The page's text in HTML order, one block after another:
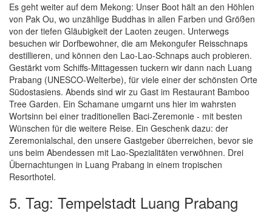
Es geht weiter auf dem Mekong: Unser Boot hält an den Höhlen
von Pak Ou, wo unzählige Buddhas in allen Farben und Größen
von der tiefen Gläubigkeit der Laoten zeugen. Unterwegs
besuchen wir Dorfbewohner, die am Mekongufer Reisschnaps
destillieren, und können den Lao-Lao-Schnaps auch probieren.
Gestärkt vom Schiffs-Mittagessen tuckern wir dann nach Luang
Prabang (UNESCO-Welterbe), für viele einer der schönsten Orte
Südostasiens. Abends sind wir zu Gast im Restaurant Bamboo
Tree Garden. Ein Schamane umgarnt uns hier im wahrsten
Wortsinn bei einer traditionellen Baci-Zeremonie - mit besten
Wünschen für die weitere Reise. Ein Geschenk dazu: der
Zeremonialschal, den unsere Gastgeber überreichen, bevor sie
uns beim Abendessen mit Lao-Spezialitäten verwöhnen. Drei
Übernachtungen in Luang Prabang in einem tropischen
Resorthotel.
5. Tag: Tempelstadt Luang Prabang